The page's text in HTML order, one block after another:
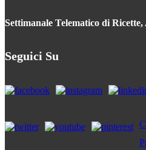
Settimanale Telematico di Ricette,
Seguici Su